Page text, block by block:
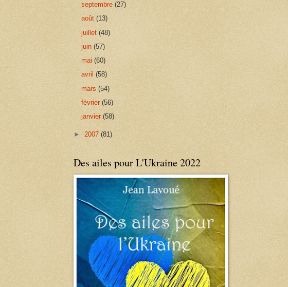
septembre(27)
août(13)
juillet(48)
juin(57)
mai(60)
avril(58)
mars(54)
février(56)
janvier(58)
► 2007 (81)
Des ailes pour L'Ukraine 2022